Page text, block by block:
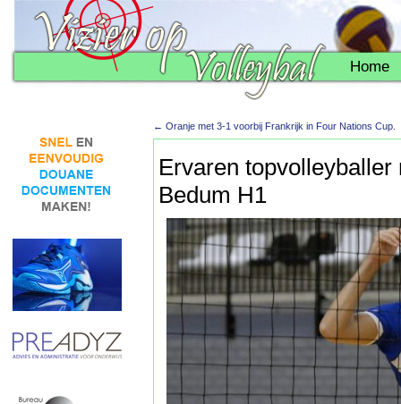
Home
← Oranje met 3-1 voorbij Frankrijk in Four Nations Cup.
Ervaren
Bedum H1